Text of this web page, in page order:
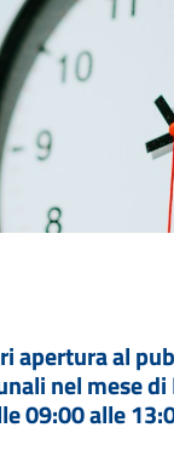
apertura al
nel mese di
09:00 alle